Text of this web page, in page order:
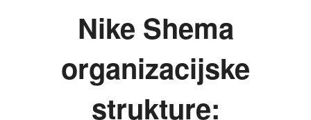
Nike Shema
organizacijske
strukture: